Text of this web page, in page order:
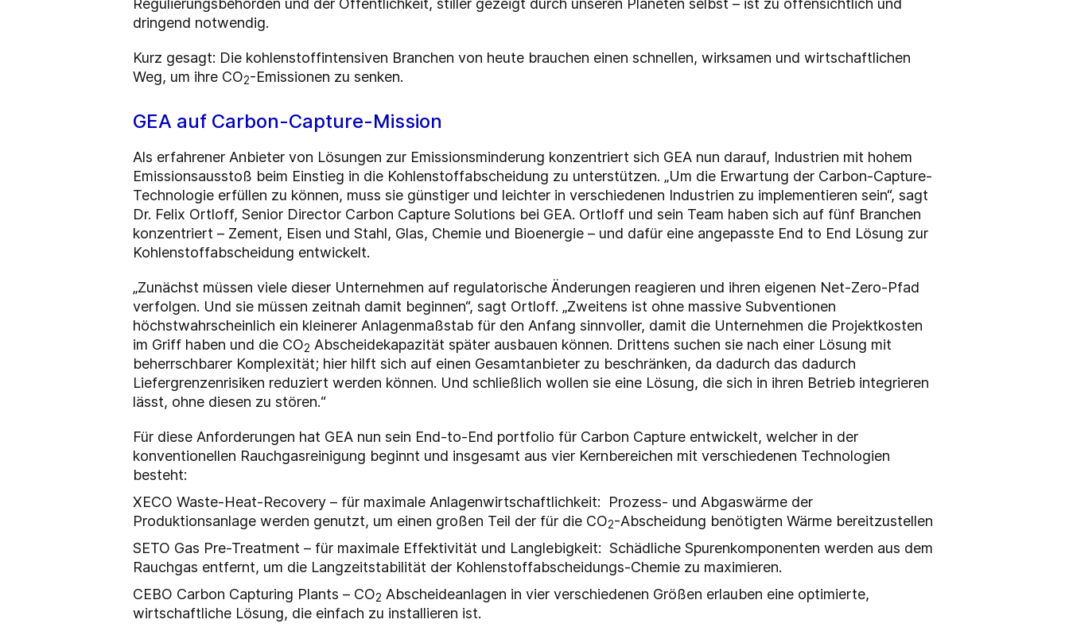
Regulierungsbehörden und der Öffentlichkeit, stiller gezeigt durch unseren Planeten selbst – ist zu offensichtlich und
dringend notwendig.
Kurz gesagt: Die kohlenstoffintensiven Branchen von heute brauchen einen schnellen, wirksamen und wirtschaftlichen
Weg, um ihre CO2-Emissionen zu senken.
GEA auf Carbon-Capture-Mission
Als erfahrener Anbieter von Lösungen zur Emissionsminderung konzentriert sich GEA nun darauf, Industrien mit hohem
Emissionsausstoß beim Einstieg in die Kohlenstoffabscheidung zu unterstützen. „Um die Erwartung der Carbon-Capture-
Technologie erfüllen zu können, muss sie günstiger und leichter in verschiedenen Industrien zu implementieren sein“, sagt
Dr. Felix Ortloff, Senior Director Carbon Capture Solutions bei GEA. Ortloff und sein Team haben sich auf fünf Branchen
konzentriert – Zement, Eisen und Stahl, Glas, Chemie und Bioenergie – und dafür eine angepasste End to End Lösung zur
Kohlenstoffabscheidung entwickelt.
„Zunächst müssen viele dieser Unternehmen auf regulatorische Änderungen reagieren und ihren eigenen Net-Zero-Pfad
verfolgen. Und sie müssen zeitnah damit beginnen“, sagt Ortloff. „Zweitens ist ohne massive Subventionen
höchstwahrscheinlich ein kleinerer Anlagenmaßstab für den Anfang sinnvoller, damit die Unternehmen die Projektkosten
im Griff haben und die CO2 Abscheidekapazität später ausbauen können. Drittens suchen sie nach einer Lösung mit
beherrschbarer Komplexität; hier hilft sich auf einen Gesamtanbieter zu beschränken, da dadurch das dadurch
Liefergrenzenrisiken reduziert werden können. Und schließlich wollen sie eine Lösung, die sich in ihren Betrieb integrieren
lässt, ohne diesen zu stören.“
Für diese Anforderungen hat GEA nun sein End-to-End portfolio für Carbon Capture entwickelt, welcher in der
konventionellen Rauchgasreinigung beginnt und insgesamt aus vier Kernbereichen mit verschiedenen Technologien
besteht:
XECO Waste-Heat-Recovery – für maximale Anlagenwirtschaftlichkeit: Prozess- und Abgaswärme der
Produktionsanlage werden genutzt, um einen großen Teil der für die CO2-Abscheidung benötigten Wärme bereitzustellen
SETO Gas Pre-Treatment – für maximale Effektivität und Langlebigkeit: Schädliche Spurenkomponenten werden aus dem
Rauchgas entfernt, um die Langzeitstabilität der Kohlenstoffabscheidungs-Chemie zu maximieren.
CEBO Carbon Capturing Plants – CO2 Abscheideanlagen in vier verschiedenen Größen erlauben eine optimierte,
wirtschaftliche Lösung, die einfach zu installieren ist.